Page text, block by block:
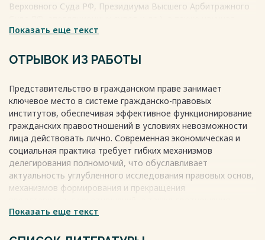
Верховного Суда РФ, Президиума Высшего Арбитражного
литература (монографии и статьи авторов таких как М.И.
Объектом исследования является институт
институтами (поручительство, комиссия, агентирование,
доверительное управление, судебное представительство),
субъектный состав, доверенность как форму реализации, а
также проблемы передоверия и прекращения полномочий.
Весь текст будет доступенпосле покупки
Показать еще текст
ОТРЫВОК ИЗ РАБОТЫ
Представительство в гражданском праве занимает
ключевое место в системе гражданско-правовых
институтов, обеспечивая эффективное функционирование
гражданских правоотношений в условиях невозможности
лица действовать лично. Современная экономическая и
социальная практика требует гибких механизмов
делегирования полномочий, что обуславливает
актуальность углубленного исследования правовых основ,
механизмов формирования и прекращения
представителей и представляемых в рамках гражданского
контексте развития гражданского права, усиления
Показать еще текст